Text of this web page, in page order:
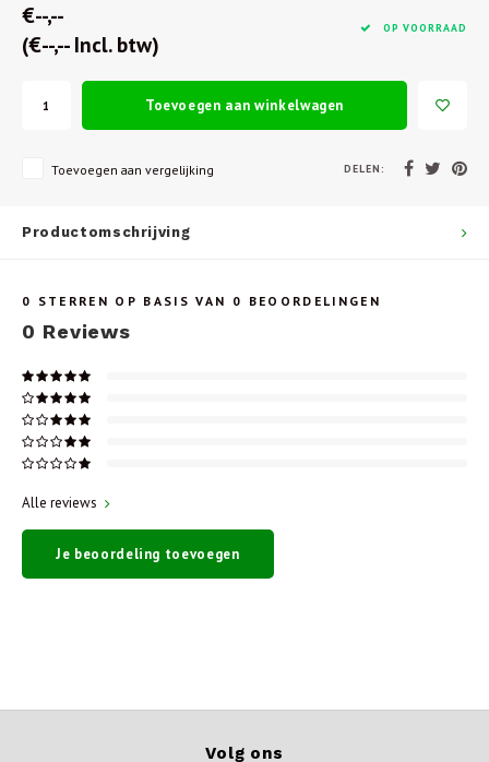
€--,--
(€--,-- Incl. btw)
OP VOORRAAD
Toevoegen aan winkelwagen
Toevoegen aan vergelijking DELEN:
Productomschrijving
0 STERREN OP BASIS VAN 0 BEOORDELINGEN
0 Reviews
Alle reviews
Je beoordeling toevoegen
Volg ons